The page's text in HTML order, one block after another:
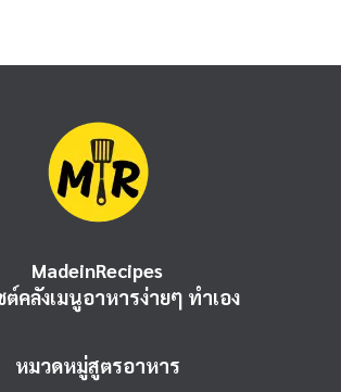
MadeinRecipes
ต์คลังเมนูอาหารง่ายๆ ทำเอง
หมวดหมู่สูตรอาหาร